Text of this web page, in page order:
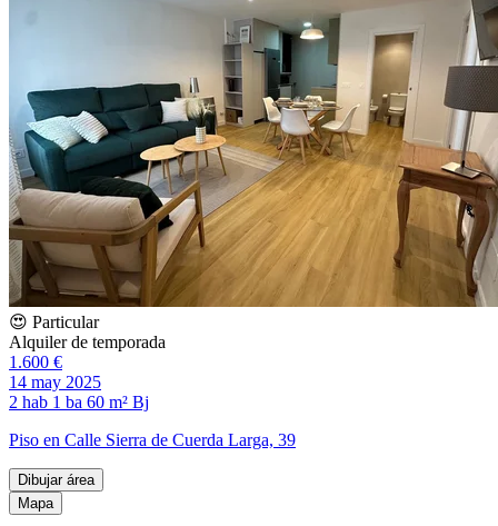
😍 Particular
Alquiler de temporada
1.600 €
14 may 2025
2 hab 1 ba 60 m² Bj
Piso en Calle Sierra de Cuerda Larga, 39
Dibujar área
Mapa